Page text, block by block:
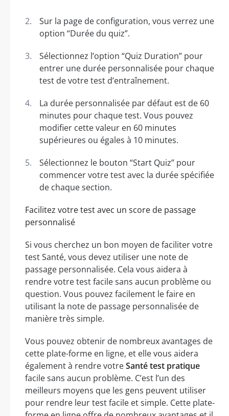
Sur la page de configuration, vous verrez une
option “Durée du quiz”.
Sélectionnez l’option “Quiz Duration” pour
entrer une durée personnalisée pour chaque
test de votre test d’entraînement.
La durée personnalisée par défaut est de 60
minutes pour chaque test. Vous pouvez
modifier cette valeur en 60 minutes
supérieures ou égales à 10 minutes.
Sélectionnez le bouton “Start Quiz” pour
commencer votre test avec la durée spécifiée
de chaque section.
Facilitez votre test avec un score de passage
personnalisé
Si vous cherchez un bon moyen de faciliter votre
test Santé, vous devez utiliser une note de
passage personnalisée. Cela vous aidera à
rendre votre test facile sans aucun problème ou
question. Vous pouvez facilement le faire en
utilisant la note de passage personnalisée de
manière très simple.
Vous pouvez obtenir de nombreux avantages de
cette plate-forme en ligne, et elle vous aidera
également à rendre votreSanté test pratique
facile sans aucun problème. C’est l’un des
meilleurs moyens que les gens peuvent utiliser
pour rendre leur test facile et simple. Cette plate-